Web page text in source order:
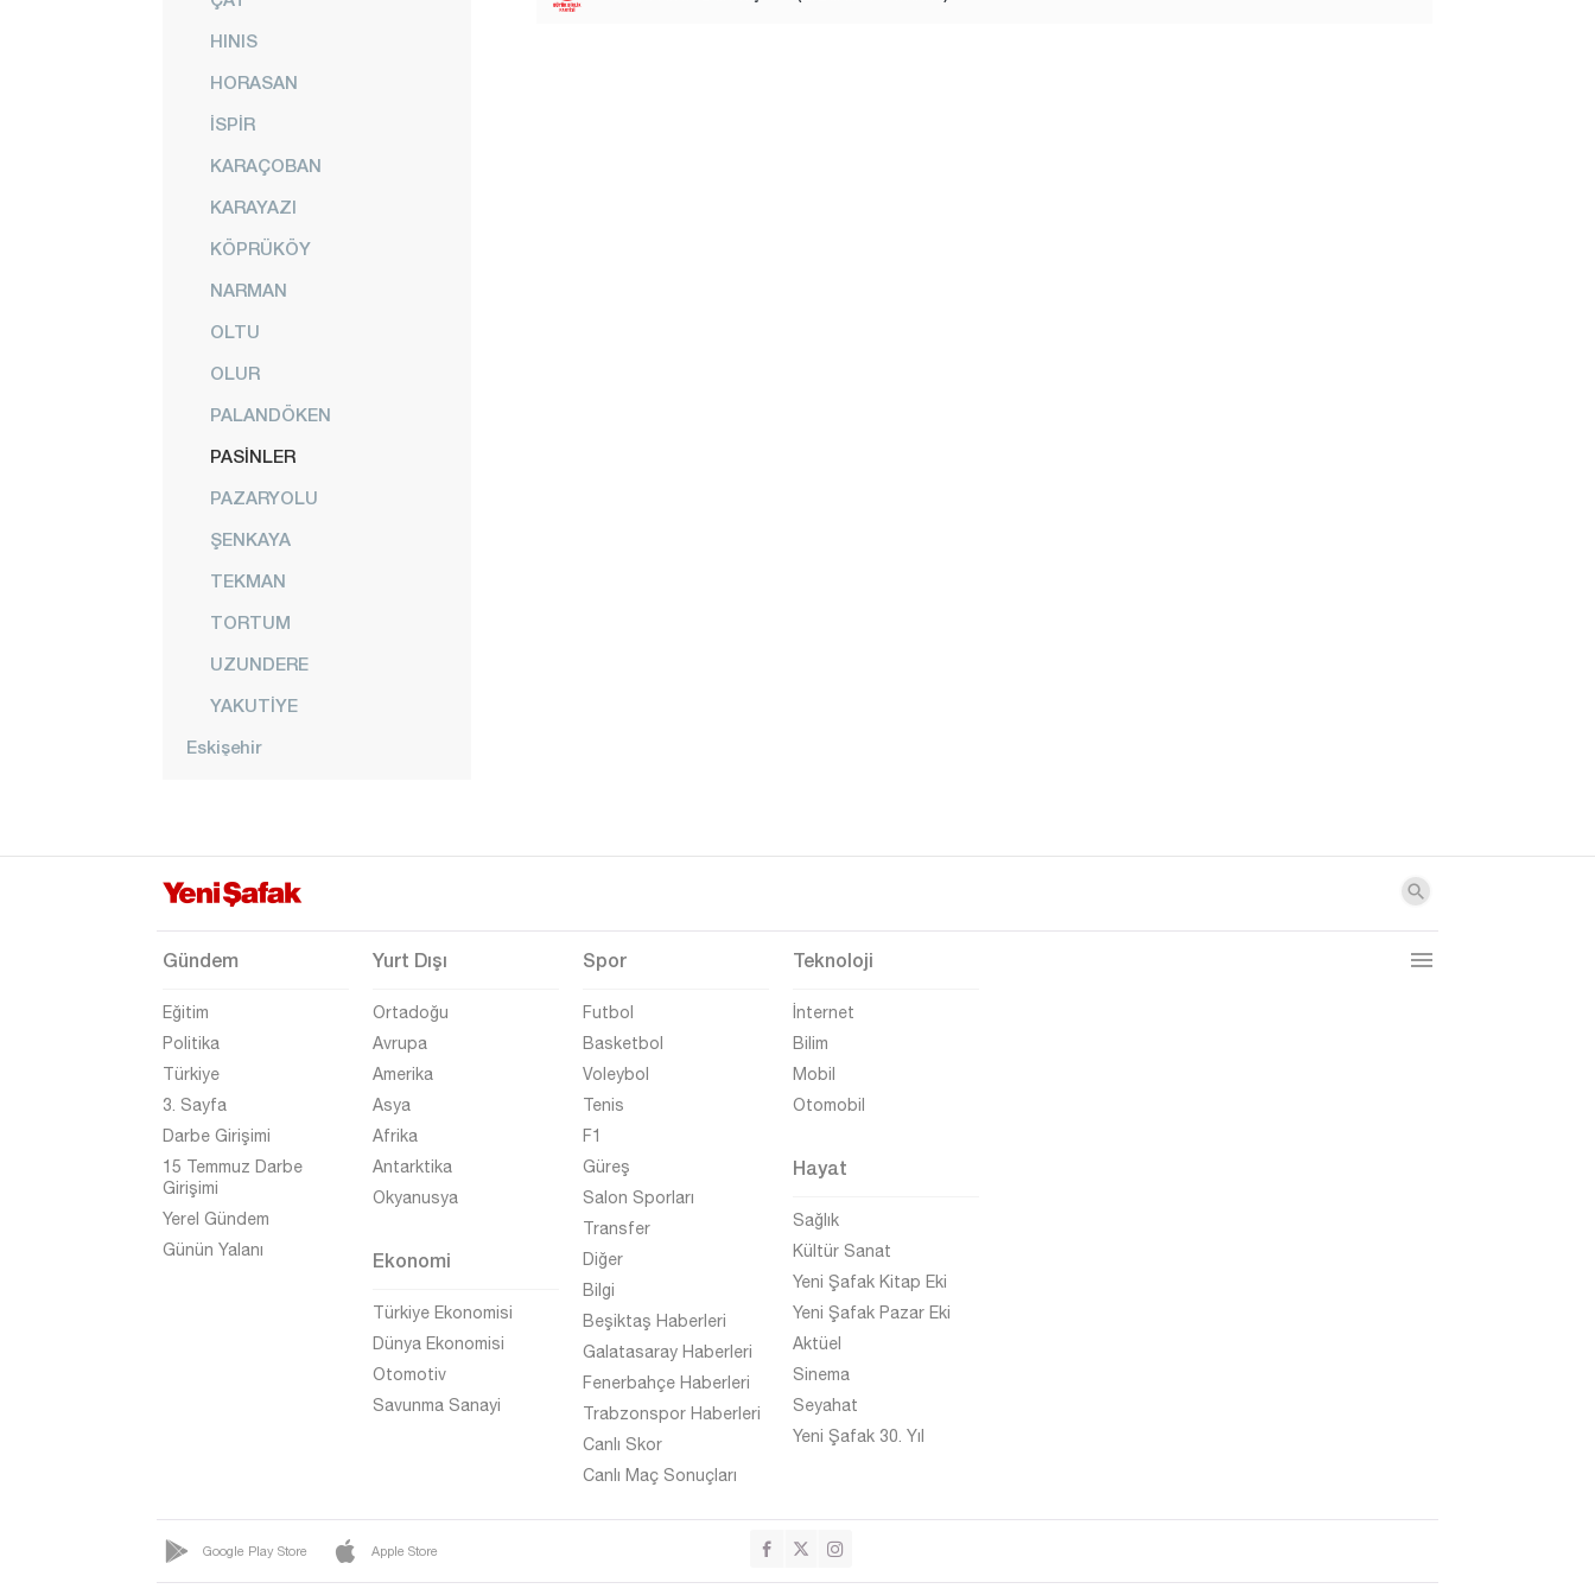
HINIS
HORASAN
İSPİR
KARAÇOBAN
KARAYAZI
KÖPRÜKÖY
NARMAN
OLTU
OLUR
PALANDÖKEN
PASİNLER
PAZARYOLU
ŞENKAYA
TEKMAN
TORTUM
UZUNDERE
YAKUTİYE
Eskişehir
Hakkari
Hatay
Isparta
Kahramanmaraş
Karabük
Karaman
Kars
Kastamonu
Kütahya
Gündem
Eğitim
Politika
Türkiye
3. Sayfa
Darbe Girişimi
15 Temmuz Darbe
Girişimi
Yerel Gündem
Günün Yalanı
Yurt Dışı
Ortadoğu
Avrupa
Amerika
Asya
Afrika
Antarktika
Okyanusya
Ekonomi
Türkiye Ekonomisi
Dünya Ekonomisi
Otomotiv
Savunma Sanayi
Spor
Futbol
Basketbol
Voleybol
Tenis
F1
Güreş
Salon Sporları
Transfer
Diğer
Bilgi
Beşiktaş Haberleri
Galatasaray Haberleri
Fenerbahçe Haberleri
Trabzonspor Haberleri
Canlı Skor
Canlı Maç Sonuçları
Teknoloji
İnternet
Bilim
Mobil
Otomobil
Hayat
Sağlık
Kültür Sanat
Yeni Şafak Kitap Eki
Yeni Şafak Pazar Eki
Aktüel
Sinema
Seyahat
Yeni Şafak 30. Yıl
Google Play Store Apple Store